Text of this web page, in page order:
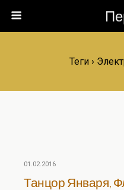
Теги ›
01.02.2016
Танцор Января,